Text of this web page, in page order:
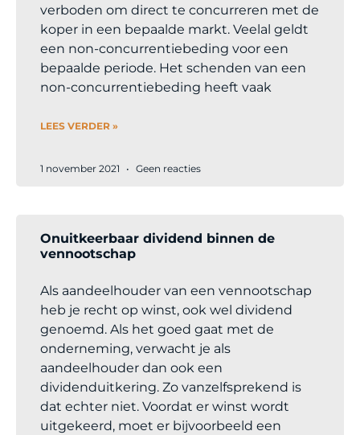
verboden om direct te concurreren met de
koper in een bepaalde markt. Veelal geldt
een non-concurrentiebeding voor een
bepaalde periode. Het schenden van een
non-concurrentiebeding heeft vaak
LEES VERDER »
1 november 2021 Geen reacties
Onuitkeerbaar dividend binnen de
vennootschap
Als aandeelhouder van een vennootschap
heb je recht op winst, ook wel dividend
genoemd. Als het goed gaat met de
onderneming, verwacht je als
aandeelhouder dan ook een
dividenduitkering. Zo vanzelfsprekend is
dat echter niet. Voordat er winst wordt
uitgekeerd, moet er bijvoorbeeld een